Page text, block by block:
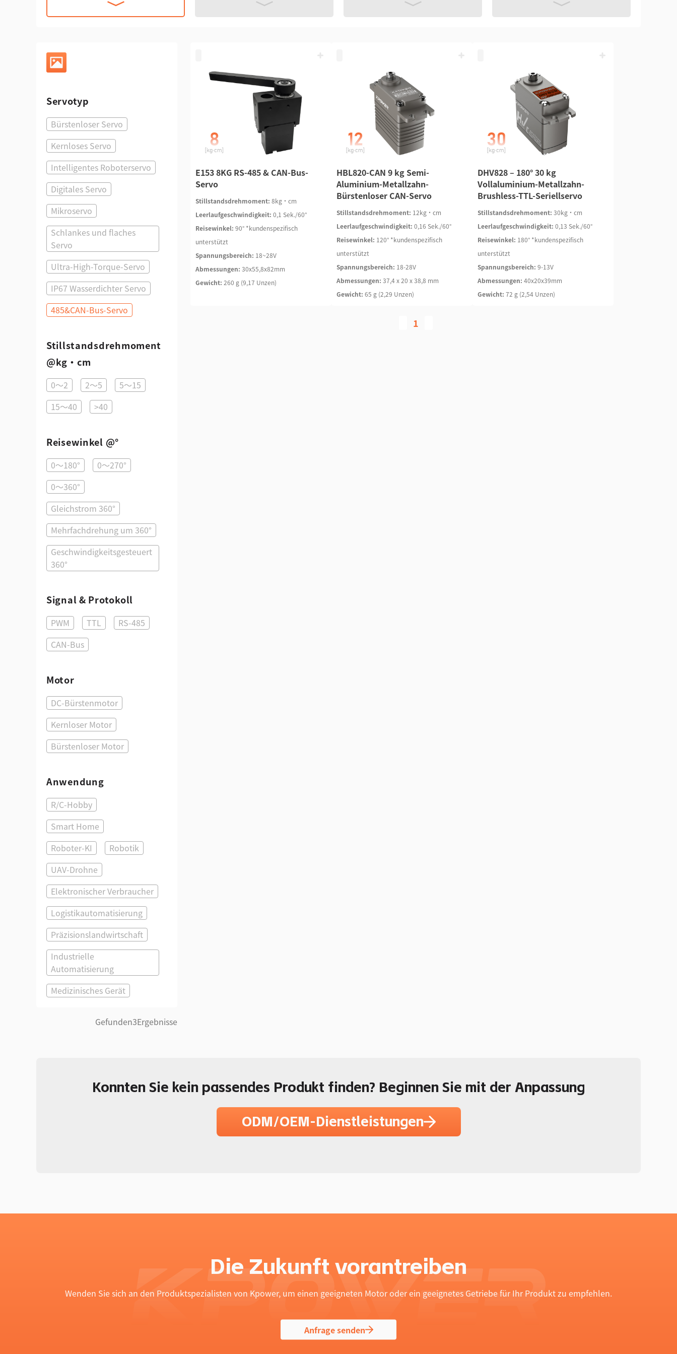
Servotyp
Bürstenloser Servo
Kernloses Servo
Intelligentes Roboterservo
Digitales Servo
Mikroservo
Schlankes und flaches
Servo
Ultra-High-Torque-Servo
IP67 Wasserdichter Servo
485&CAN-Bus-Servo
Stillstandsdrehmoment
@kg·cm
0～2 2～5
5～15
15～40
>40
Reisewinkel @°
0～180°
0～270°
0～360°
Gleichstrom 360°
Mehrfachdrehung um 360°
Geschwindigkeitsgesteuert
360°
Signal & Protokoll
PWM TTL
RS-485
CAN-Bus
Motor
DC-Bürstenmotor
Kernloser Motor
Bürstenloser Motor
Anwendung
R/C-Hobby
Smart Home
Roboter-KI
Robotik
UAV-Drohne
Elektronischer Verbraucher
Logistikautomatisierung
Präzisionslandwirtschaft
Industrielle
Automatisierung
Medizinisches Gerät
Gefunden3Ergebnisse
E153 8KG RS-485 & CAN-Bus-
Servo
Stillstandsdrehmoment: 8kg·cm
Leerlaufgeschwindigkeit: 0,1 Sek./60°
Reisewinkel: 90° *kundenspezifisch
unterstützt
Spannungsbereich: 18~28V
Abmessungen: 30x55,8x82mm
Gewicht: 260 g (9,17 Unzen)
HBL820-CAN 9 kg Semi-
Aluminium-Metallzahn-
Bürstenloser CAN-Servo
Stillstandsdrehmoment: 12kg·cm
Leerlaufgeschwindigkeit: 0,16 Sek./60°
Reisewinkel: 120° *kundenspezifisch
unterstützt
Spannungsbereich: 18-28V
Abmessungen: 37,4 x 20 x 38,8 mm
Gewicht: 65 g (2,29 Unzen)
DHV828 – 180° 30 kg
Vollaluminium-Metallzahn-
Brushless-TTL-Seriellservo
Stillstandsdrehmoment: 30kg·cm
Leerlaufgeschwindigkeit: 0,13 Sek./60°
Reisewinkel: 180° *kundenspezifisch
unterstützt
Spannungsbereich: 9-13V
Abmessungen: 40x20x39mm
Gewicht: 72 g (2,54 Unzen)
1
Konnten Sie kein passendes Produkt finden? Beginnen Sie mit der Anpassung
ODM/OEM-Dienstleistungen
Die Zukunft vorantreiben
Wenden Sie sich an den Produktspezialisten von Kpower, um einen geeigneten Motor oder ein geeignetes Getriebe für Ihr Produkt zu empfehlen.
Anfrage senden